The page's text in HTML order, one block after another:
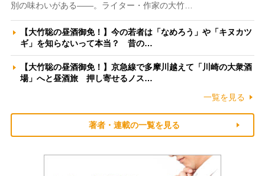
別の味わいがある――。ライター・作家の大竹…
【大竹聡の昼酒御免！】今の若者は「なめろう」や「キヌカツ
ギ」を知らないって本当？ 昔の…
【大竹聡の昼酒御免！】京急線で多摩川越えて「川崎の大衆酒
場」へと昼酒旅 押し寄せるノス…
一覧を見る
著者・連載の一覧を見る